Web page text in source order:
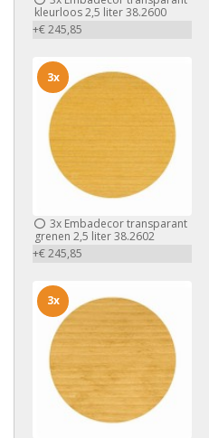
kleurloos 2,5 liter 38.2600
+€ 245,85
3x Embadecor transparant
grenen 2,5 liter 38.2602
+€ 245,85
3x
3x